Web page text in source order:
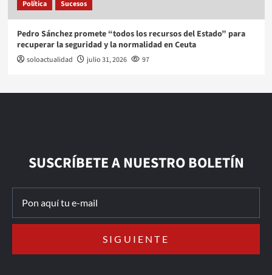
Política Sucesos
Pedro Sánchez promete “todos los recursos del Estado” para
recuperar la seguridad y la normalidad en Ceuta
soloactualidad julio 31, 2026 97
SUSCRÍBETE A NUESTRO BOLETÍN